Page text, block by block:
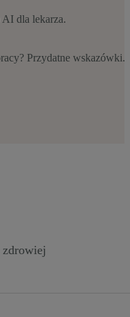
AI dla lekarza.
Przydatne wskazówki.
zdrowiej